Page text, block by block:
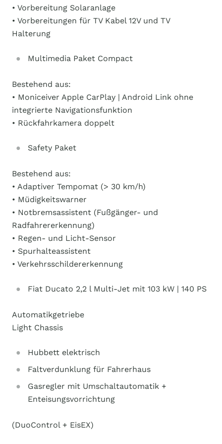
• Vorbereitung Solaranlage
• Vorbereitungen für TV Kabel 12V und TV
Halterung
Multimedia Paket Compact
Bestehend aus:
• Moniceiver Apple CarPlay | Android Link ohne
integrierte Navigationsfunktion
• Rückfahrkamera doppelt
Safety Paket
Bestehend aus:
• Adaptiver Tempomat (> 30 km/h)
• Müdigkeitswarner
• Notbremsassistent (Fußgänger- und
Radfahrererkennung)
• Regen- und Licht-Sensor
• Spurhalteassistent
• Verkehrsschildererkennung
Fiat Ducato 2,2 l Multi-Jet mit 103 kW | 140 PS
Automatikgetriebe
Light Chassis
Hubbett elektrisch
Faltverdunklung für Fahrerhaus
Gasregler mit Umschaltautomatik +
Enteisungsvorrichtung
(DuoControl + EisEX)